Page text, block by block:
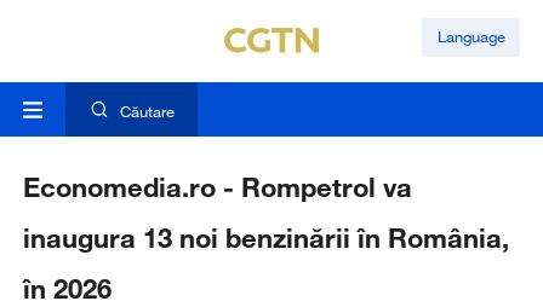
Language
Căutare
Economedia.ro - Rompetrol va
inaugura 13 noi benzinării în România,
în 2026